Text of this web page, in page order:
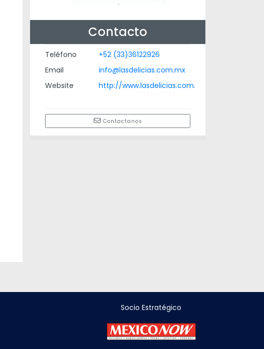
Contacto
Teléfono
+52 (33)36122926
Email
info@lasdelicias.com.mx
Website
http://www.lasdelicias.com.
Contactanos
Socio Estratégico